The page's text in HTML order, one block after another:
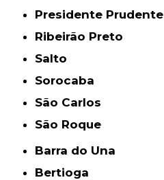
Presidente Prudente
Ribeirão Preto
Salto
Sorocaba
São Carlos
São Roque
Barra do Una
Bertioga